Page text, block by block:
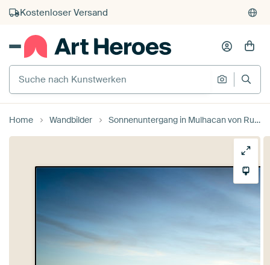
Kauf auf Rechnung
Individueller Druck auf Bestellung
Suche nach Kunstwerken
Suche
Home Wandbilder Sonnenuntergang in Mulhacan von Ruben Dario